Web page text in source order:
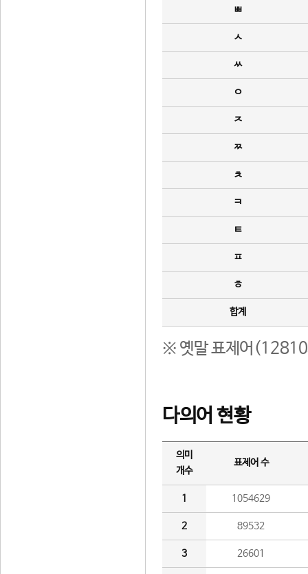
ㅃ
ㅅ
ㅆ
ㅇ
ㅈ
ㅉ
ㅊ
ㅋ
ㅌ
ㅍ
ㅎ
합계
※ 옛말 표제어(12810
다의어 현황
의미
개수
표제어 수
1 1054629
2 89532
3 26601